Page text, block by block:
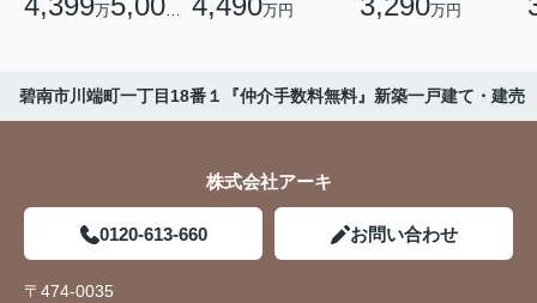
万 円 万円 万円
碧南市川端町一丁目18番１『仲介手数料無料』新築一戸建て・建売
株式会社アーキ
0120-613-660 お問い合わせ
〒474-0035